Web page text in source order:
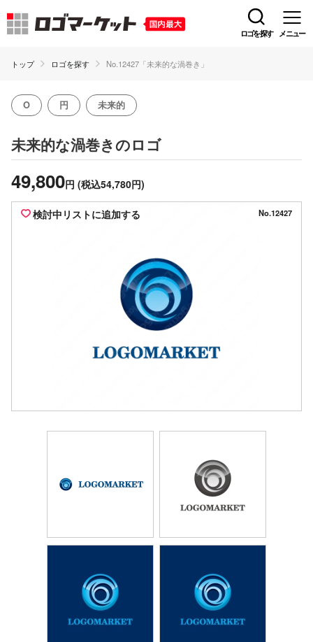
ロゴを探す メニュー
トップ ロゴを探す No.12427「未来的な渦巻き」
O 円 未来的
未来的な渦巻きのロゴ
49,800円 (税込54,780円)
検討中リストに追加する No.12427